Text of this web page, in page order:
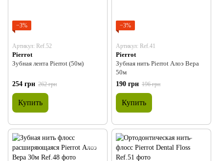
−3%
Артикул: Ref.52
Pierrot
Зубная лента Pierrot (50м)
254 грн 262 грн
Купить
−3%
Артикул: Ref.41
Pierrot
Зубная нить Pierrot Алоэ Вера
50м
190 грн 196 грн
Купить